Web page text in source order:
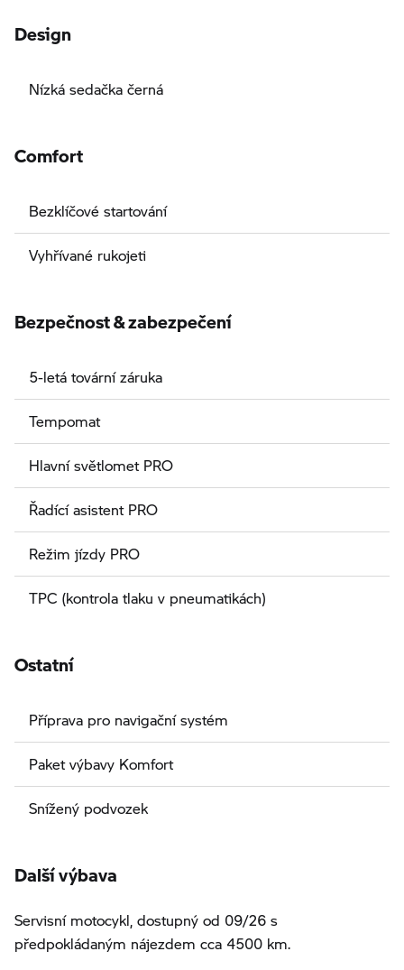
Design
Nízká sedačka černá
Comfort
Bezklíčové startování
Vyhřívané rukojeti
Bezpečnost & zabezpečení
5-letá tovární záruka
Tempomat
Hlavní světlomet PRO
Řadící asistent PRO
Režim jízdy PRO
TPC (kontrola tlaku v pneumatikách)
Ostatní
Příprava pro navigační systém
Paket výbavy Komfort
Snížený podvozek
Další výbava
Servisní motocykl, dostupný od 09/26 s
předpokládaným nájezdem cca 4500 km.